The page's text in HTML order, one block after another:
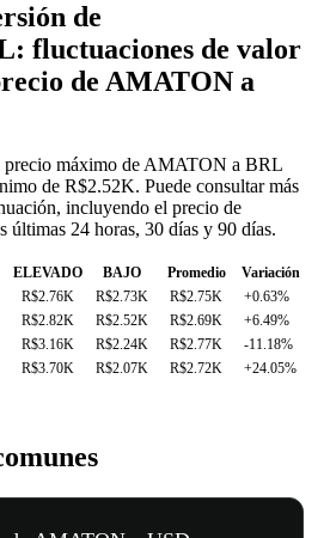
de
fluctuaciones de valor
de AMATON a
precio máximo de AMATON a BRL
de R$2.52K. Puede consultar más
incluyendo el precio de
24 horas, 30 días y 90 días.
ELEVADO BAJO Promedio
Variación
R$2.76K R$2.73K R$2.75K
+0.63%
R$2.82K R$2.52K R$2.69K
+6.49%
R$3.16K R$2.24K R$2.77K
-11.18%
R$3.70K R$2.07K R$2.72K +24.05%